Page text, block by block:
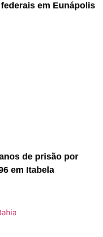
em Eunápolis
de prisão por
em Itabela